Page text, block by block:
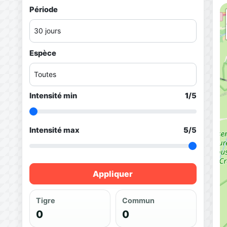
Période
Espèce
Intensité min 1/5
Intensité max 5/5
Appliquer
Tigre
0
Commun
0